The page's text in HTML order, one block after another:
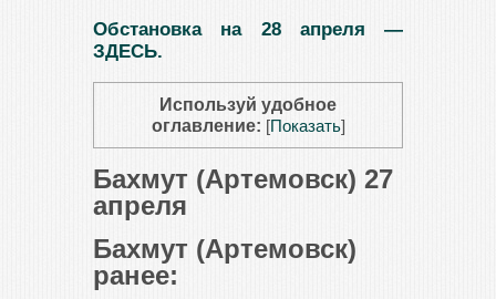
Обстановка на 28 апреля —
ЗДЕСЬ.
Используй удобное
оглавление: [Показать]
Бахмут (Артемовск) 27
апреля
Бахмут (Артемовск)
ранее: